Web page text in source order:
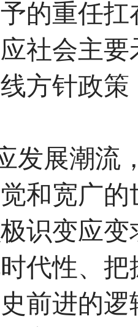
的重任
社会主
方针政
展潮流
和宽广
识变应
代性、
前进的